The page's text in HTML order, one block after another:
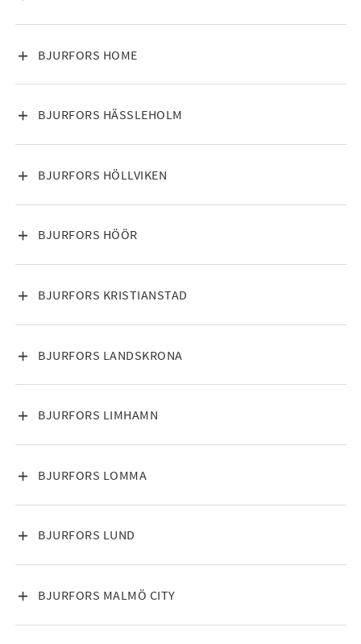
BJURFORS HOME
VISA INNEHÅLL
BJURFORS HÄSSLEHOLM
VISA INNEHÅLL
BJURFORS HÖLLVIKEN
VISA INNEHÅLL
BJURFORS HÖÖR
VISA INNEHÅLL
BJURFORS KRISTIANSTAD
VISA INNEHÅLL
BJURFORS LANDSKRONA
VISA INNEHÅLL
BJURFORS LIMHAMN
VISA INNEHÅLL
BJURFORS LOMMA
VISA INNEHÅLL
BJURFORS LUND
VISA INNEHÅLL
BJURFORS MALMÖ CITY
VISA INNEHÅLL